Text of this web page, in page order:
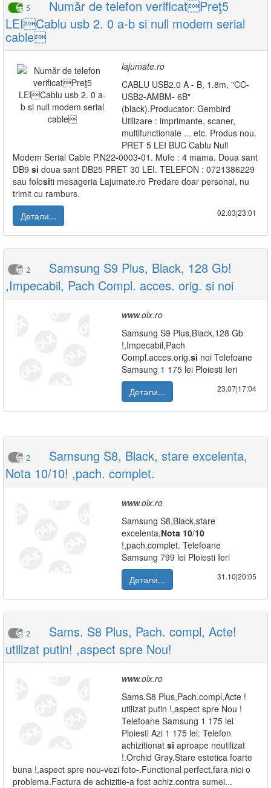
5
Număr de telefon verificatPreţ5
LEICablu usb 2. 0 a-b si null modem serial
cable
lajumate.ro
CABLU USB2.0 A - B, 1.8m, "CC-
USB2-AMBM- 6B"
(black).Producator: Gembird
Utilizare : imprimante, scaner,
multifunctionale ... etc. Produs nou.
PRET 5 LEI BUC Cablu Null
Modem Serial Cable P.N22-0003-01. Mufe : 4 mama. Doua sant
DB9 si doua sant DB25 PRET 30 LEI. TELEFON : 0721386229
sau folositi mesageria Lajumate.ro Predare doar personal, nu
trimit cu ramburs.
Детали...
02.03|23:01
2
Samsung S9 Plus, Black, 128 Gb!
,Impecabil, Pach Compl. acces. orig. si noi
www.olx.ro
Samsung S9 Plus,Black,128 Gb
!,Impecabil,Pach
Compl.acces.orig.si noi Telefoane
Samsung 1 175 lei Ploiesti Ieri
Детали...
23.07|17:04
2
Samsung S8, Black, stare excelenta,
Nota 10/10! ,pach. complet.
www.olx.ro
Samsung S8,Black,stare
excelenta,Nota 10/10
!,pach.complet. Telefoane
Samsung 799 lei Ploiesti Ieri
Детали...
31.10|20:05
2
Sams. S8 Plus, Pach. compl, Acte!
utilizat putin! ,aspect spre Nou!
www.olx.ro
Sams.S8 Plus,Pach.compl,Acte !
utilizat putin !,aspect spre Nou !
Telefoane Samsung 1 175 lei
Ploiesti Azi 1 175 lei: Telefon
achizitionat si aproape neutilizat
!.Orchid Gray.Stare estetica foarte
buna !,aspect spre nou-vezi foto-.Functional perfect,fara nici o
problema.Factura de achizitie-a fost achiz.contra sumei...